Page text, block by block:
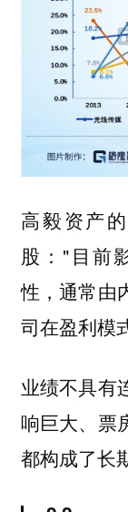
高毅资产
股："目前
性，通常由
司在盈利模
业绩不具有
响巨大、票
都构成了长